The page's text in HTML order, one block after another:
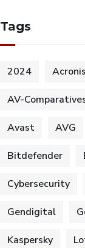
Tags
2024 Acronis
AV-
Avast AVG
Bitdefender
Cybersecurity
Gendigital
Kaspersky